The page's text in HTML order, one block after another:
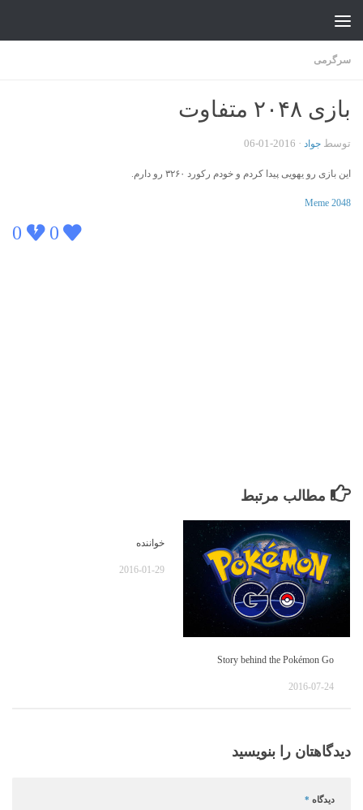
سرگرمی
بازی ۲۰۴۸ متفاوت
توسط جواد ·
2016-01-06
این بازی رو یهویی پیدا کردم و خودم رکورد ۳۲۶۰ رو دارم.
Meme 2048
0
0
مطالب مرتبط
Story behind the Pokémon Go
2016-07-24
خواننده
2016-01-29
دیدگاهتان را بنویسید
دیدگاه *